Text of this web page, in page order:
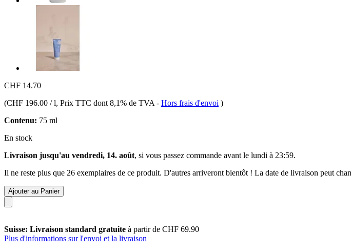
CHF 14.70
(CHF 196.00 / l, Prix TTC dont 8,1% de TVA - Hors frais d'envoi )
Contenu: 75 ml
En stock
Livraison jusqu'au vendredi, 14. août, si vous passez commande avant le lundi à 23:59.
Il ne reste plus que 26 exemplaires de ce produit. D'autres arriveront bientôt ! La date de livraison peut
Ajouter au Panier
Suisse: Livraison standard gratuite à partir de CHF 69.90
Plus d'informations sur l'envoi et la livraison